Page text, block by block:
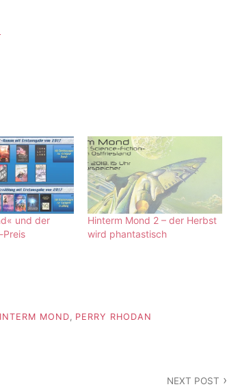
und der
Hinterm Mond 2 – der Herbst
wird phantastisch
MOND, PERRY RHODAN
NEXT POST